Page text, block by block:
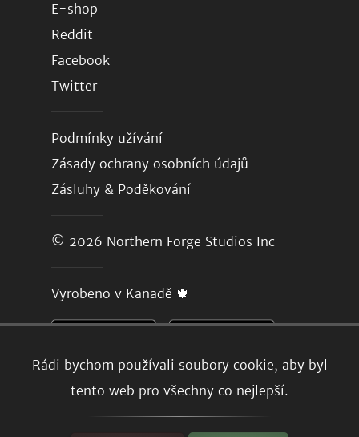
Rádi bychom používali soubory cookie, aby byl
tento web pro všechny co nejlepší.
E-shop
Reddit
Facebook
Twitter
Podmínky užívání
Zásady ochrany osobních údajů
Zásluhy & Poděkování
© 2026 Northern Forge Studios Inc
Vyrobeno v Kanadě 🍁